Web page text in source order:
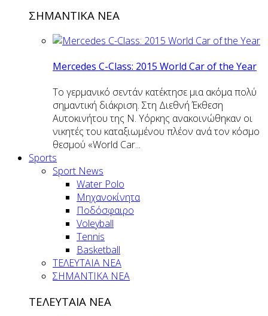
ΣΗΜΑΝΤΙΚΑ ΝΕΑ
Mercedes C-Class: 2015 World Car of the Year
Το γερμανικό σεντάν κατέκτησε μια ακόμα πολύ
σημαντική διάκριση. Στη Διεθνή Έκθεση
Αυτοκινήτου της Ν. Υόρκης ανακοινώθηκαν οι
νικητές του καταξιωμένου πλέον ανά τον κόσμο
θεσμού «World Car...
Sports
Sport News
Water Polo
Μηχανοκίνητα
Ποδόσφαιρο
Voleyball
Tennis
Basketball
ΤΕΛΕΥΤΑΙΑ ΝΕΑ
ΣΗΜΑΝΤΙΚΑ ΝΕΑ
ΤΕΛΕΥΤΑΙΑ ΝΕΑ